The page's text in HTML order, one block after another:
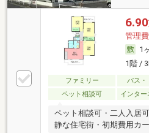
6.90
管理
1
1階 /
ファミリー バス・
ペット相談可
インタ
ペット相談可・二人入居
静な住宅街・初期費用カ